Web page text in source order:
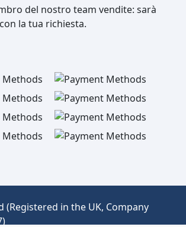
del nostro team vendite: sarà
la tua richiesta.
(Registered in the UK, Company